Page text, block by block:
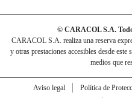
© CARACOL S.A.
CARACOL S.A. realiza una reserva
y otras prestaciones accesibles desde
medios que
Aviso legal Política de